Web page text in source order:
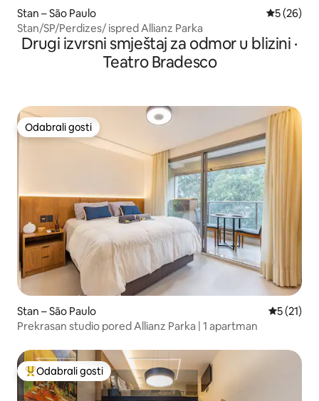
Stan – São Paulo Prosječna
5 (26)
Stan/SP/Perdizes/ ispred Allianz Parka
Drugi izvrsni smještaj za odmor u blizini ·
Teatro Bradesco
Odabrali gosti
Odabrali gosti
Stan – São Paulo Prosječna
5 (21)
Prekrasan studio pored Allianz Parka | 1 apartman
Među najviše rangiranima s oznakom „Odabrali gosti”
Odabrali gosti